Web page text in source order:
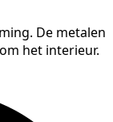
De metalen
het interieur.